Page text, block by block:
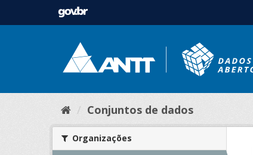
Conjuntos de dados
Organizações